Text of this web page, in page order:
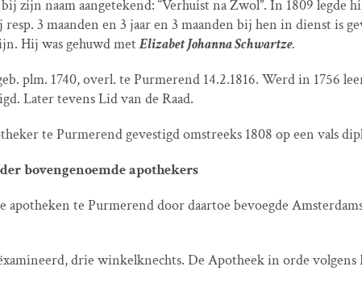
zijn naam aangetekend: “Verhuist na Zwol”. In 1809
3 maanden en 3 jaar en 3 maanden bij hen in dienst is
Hij was gehuwd metElizabet Johanna Schwartze.
plm. 1740, overl. te Purmerend 14.2.1816. Werd in 1756
Later tevens Lid van de Raad.
te Purmerend gevestigd omstreeks 1808 op een vals
bovengenoemde apothekers
apotheken te Purmerend door daartoe bevoegde
drie winkelknechts. De Apotheek in orde